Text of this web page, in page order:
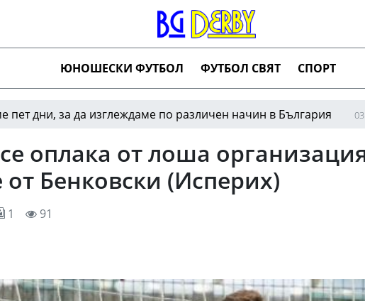
ЮНОШЕСКИ ФУТБОЛ ФУТБОЛ СВЯТ СПОРТ
за да изглеждаме по различен начин в България 03:01
оплака от лоша
Бенковски (Исперих)
1 91